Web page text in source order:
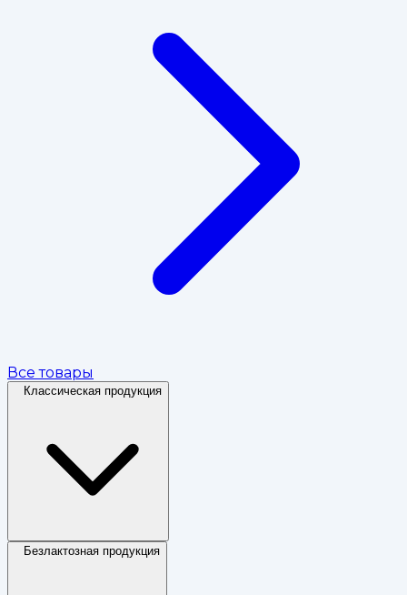
Все товары
Классическая продукция
Безлактозная продукция